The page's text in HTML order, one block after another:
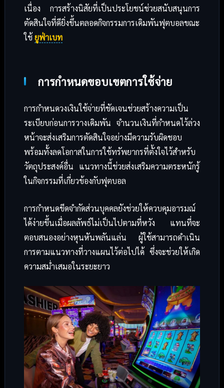
เนื่อง การสร้างนิสัยที่เป็นประโยชน์ช่วยสนับสนุนการ
ตัดสินใจที่ดียิ่งขึ้นตลอดกิจกรรมการเดิมพันฟุตบอลขณะ
ใช้ยูฟ่าเบท
การกำหนดขอบเขตการใช้จ่าย
การกำหนดวงเงินใช้จ่ายที่ชัดเจนช่วยสร้างความเป็น
ระเบียบก่อนการวางเดิมพัน จำนวนเงินที่กำหนดไว้ล่วง
หน้าจะส่งเสริมการตัดสินใจอย่างมีความรับผิดชอบ
พร้อมทั้งลดโอกาสในการใช้ทรัพยากรที่ตั้งใจไว้สำหรับ
วัตถุประสงค์อื่น แนวทางนี้ช่วยส่งเสริมความตระหนักรู้
ในกิจกรรมที่เกี่ยวข้องกับฟุตบอล
การกำหนดขีดจำกัดส่วนบุคคลยังช่วยให้ควบคุมอารมณ์
ได้ง่ายขึ้นเมื่อผลลัพธ์ไม่เป็นไปตามที่หวัง แทนที่จะ
ตอบสนองอย่างหุนหันพลันแล่น ผู้ใช้สามารถดำเนิน
การตามแนวทางที่วางแผนไว้ต่อไปได้ ซึ่งจะช่วยให้เกิด
ความสม่ำเสมอในระยะยาว